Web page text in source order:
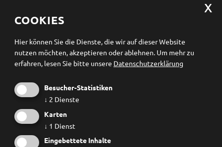
Wer wir sind
Datenschutzerklärung
Cookieeinstellungen ändern
COOKIES
Hier können Sie die Dienste, die wir auf dieser Website
nutzen möchten, akzeptieren oder ablehnen. Um mehr zu
erfahren, lesen Sie bitte unsere Datenschutzerklärung
Besucher-Statistiken
↓ 2 Dienste
Karten
↓ 1 Dienst
Eingebettete Inhalte